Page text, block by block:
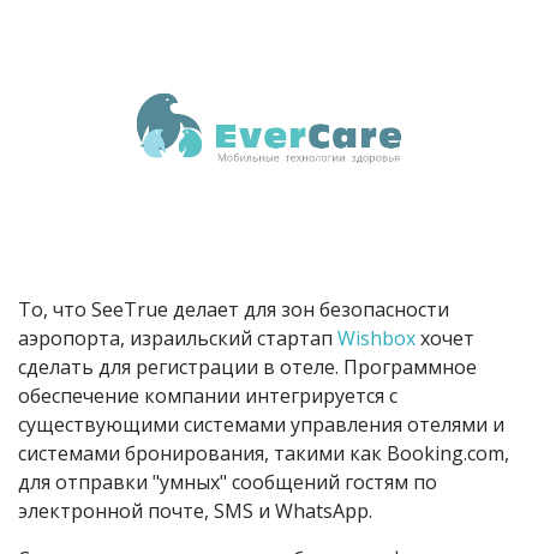
То, что SeeTrue делает для зон безопасности
аэропорта, израильский стартап Wishboxхочет
сделать для регистрации в отеле. Программное
обеспечение компании интегрируется с
существующими системами управления отелями и
системами бронирования, такими как Booking.com,
для отправки "умных" сообщений гостям по
электронной почте, SMS и WhatsApp.